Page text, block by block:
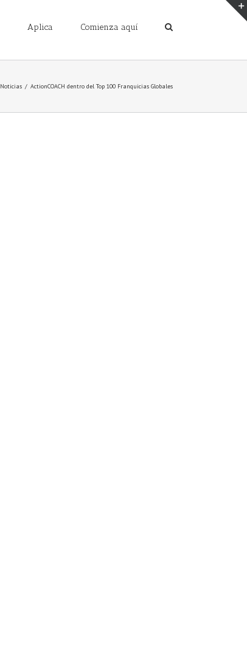
Aplica Comienza aquí
Noticias / ActionCOACH dentro del Top 100 Franquicias Globales